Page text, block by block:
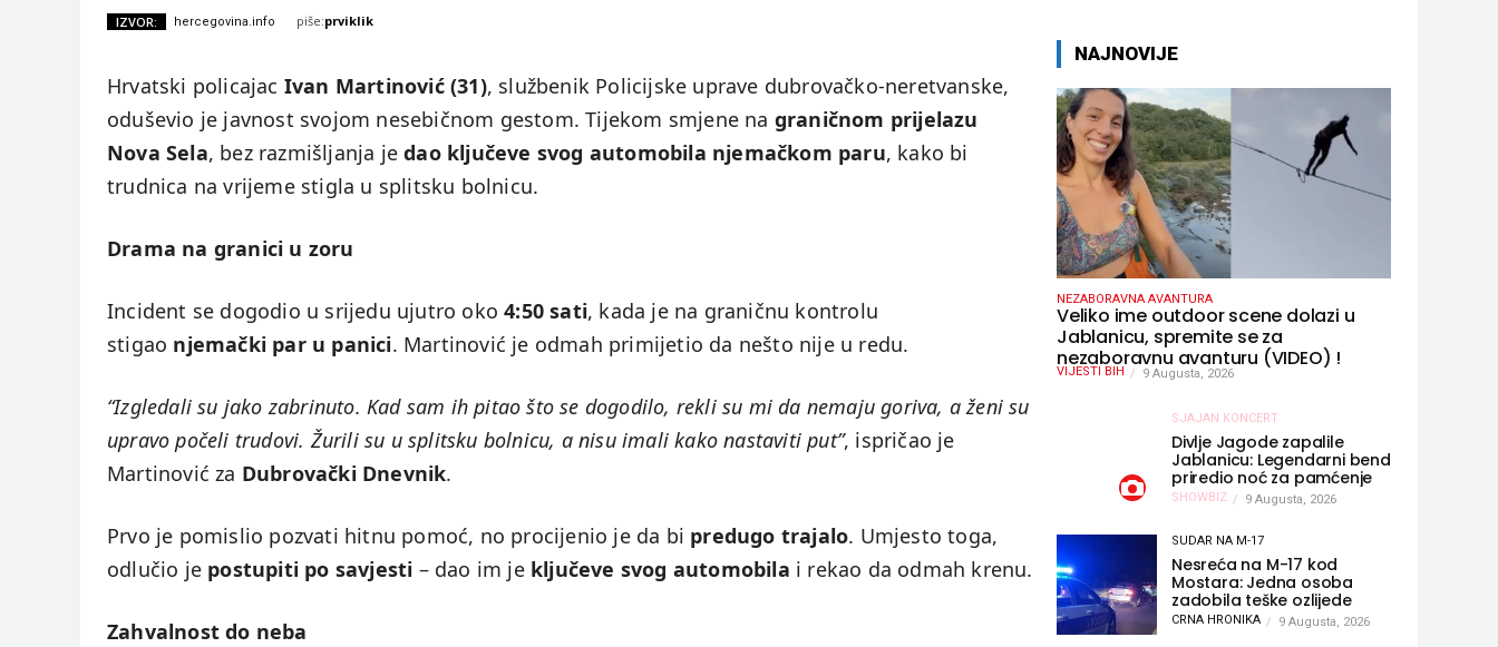
IZVOR: hercegovina.info piše:prviklik
Hrvatski policajac Ivan Martinović (31), službenik Policijske uprave dubrovačko-neretvanske,
oduševio je javnost svojom nesebičnom gestom. Tijekom smjene na graničnom prijelazu
Nova Sela, bez razmišljanja jedao ključeve svog automobila njemačkom paru, kako bi
trudnica na vrijeme stigla u splitsku bolnicu.
Drama na granici u zoru
Incident se dogodio u srijedu ujutro oko4:50 sati, kada je na graničnu kontrolu
stigao njemački par u panici. Martinović je odmah primijetio da nešto nije u redu.
“Izgledali su jako zabrinuto. Kad sam ih pitao što se dogodilo, rekli su mi da nemaju goriva, a ženi su
upravo počeli trudovi. Žurili su u splitsku bolnicu, a nisu imali kako nastaviti put”, ispričao je
Martinović za Dubrovački Dnevnik.
Prvo je pomislio pozvati hitnu pomoć, no procijenio je da bi predugo trajalo. Umjesto toga,
odlučio je postupiti po savjesti – dao im je ključeve svog automobila i rekao da odmah krenu.
Zahvalnost do neba
NAJNOVIJE
NEZABORAVNA AVANTURA
Veliko ime outdoor scene dolazi u
Jablanicu, spremite se za
nezaboravnu avanturu (VIDEO) !
VIJESTI BIH 9 Augusta, 2026
SJAJAN KONCERT
Divlje Jagode zapalile
Jablanicu: Legendarni bend
priredio noć za pamćenje
SHOWBIZ 9 Augusta, 2026
SUDAR NA M-17
Nesreća na M-17 kod
Mostara: Jedna osoba
zadobila teške ozlijede
CRNA HRONIKA 9 Augusta, 2026